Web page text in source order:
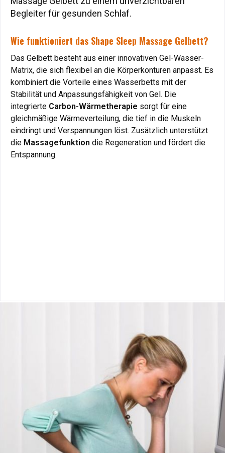
Begleiter für gesunden Schlaf.
Wie funktioniert das Shape Sleep Massage Gelbett?
Das Gelbett besteht aus einer innovativen Gel-Wasser-
Matrix, die sich flexibel an die Körperkonturen anpasst. Es
kombiniert die Vorteile eines Wasserbetts mit der
Stabilität und Anpassungsfähigkeit von Gel. Die
integrierte Carbon-Wärmetherapie sorgt für eine
gleichmäßige Wärmeverteilung, die tief in die Muskeln
eindringt und Verspannungen löst. Zusätzlich unterstützt
die Massagefunktion die Regeneration und fördert die
Entspannung.
Begleiter für gesunden Schlaf.
Wie funktioniert das Shape Sleep Massage Gelbett?
Das Gelbett besteht aus einer innovativen Gel-Wasser-
Matrix, die sich flexibel an die Körperkonturen anpasst. Es
kombiniert die Vorteile eines Wasserbetts mit der
Stabilität und Anpassungsfähigkeit von Gel. Die
integrierte Carbon-Wärmetherapie sorgt für eine
gleichmäßige Wärmeverteilung, die tief in die Muskeln
eindringt und Verspannungen löst. Zusätzlich unterstützt
die Massagefunktion die Regeneration und fördert die
Entspannung.